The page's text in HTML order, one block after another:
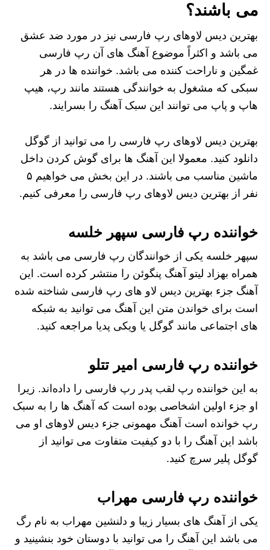
می باشند؟
بهترین دیس لاوهای رپ فارسی نیز در مورد ضد عشق
می باشد و اکثراً موضوع آهنگ های آن رپ فارسی
غمگین و ناراحت کننده می باشد. خواننده ها در هر
سبکی که مشغول به خوانندگی هستند مانند رپ، هیپ
هاپ و پاپ می توانند این سبک آهنگ را بسرایند‌.
بهترین دیس لاوهای رپ فارسی را می توانید از گوگل
دانلود کنید. معمولا این آهنگ ها برای گوش کردن داخل
ماشین مناسب می باشند. در این بخش می خواهیم ۵
نفر از بهترین دیس لاوهای رپ فارسی را معرفی کنیم.
خواننده رپ فارسی سپهر خلسه
سپهر خلسه یکی از خوانندگان رپ فارسی می باشد به
همراه بهزاد لیتو آهنگ‌ پنگوئن را منتشر کرده است. این
آهنگ جزء بهترین دیس لاو های رپ فارسی شناخته شده
است برای خواندن متن این آهنگ می توانید به شبکه
های اجتماعی مانند گوگل یا ویکی پدیا مراجعه کنید.
خواننده رپ فارسی امیر تتلو
به این خواننده رپ لقب پدر رپ فارسی را داده‌اند. زیرا
او جزء اولین اشخاصی بوده است که آهنگ ها را به سبک
رپ خوانده است آهنگ‌ مهمونی جزء دیس لاوهای او می
باشد این آهنگ را با دو کیفیت متفاوت می توانید از
گوگل پلیر سرچ کنید.
خواننده رپ فارسی مهراب
یکی از آهنگ های بسیار زیبا و دلنشین مهراب به نام رگ
می باشد این آهنگ را می توانید با دوستان خود بنشینید و